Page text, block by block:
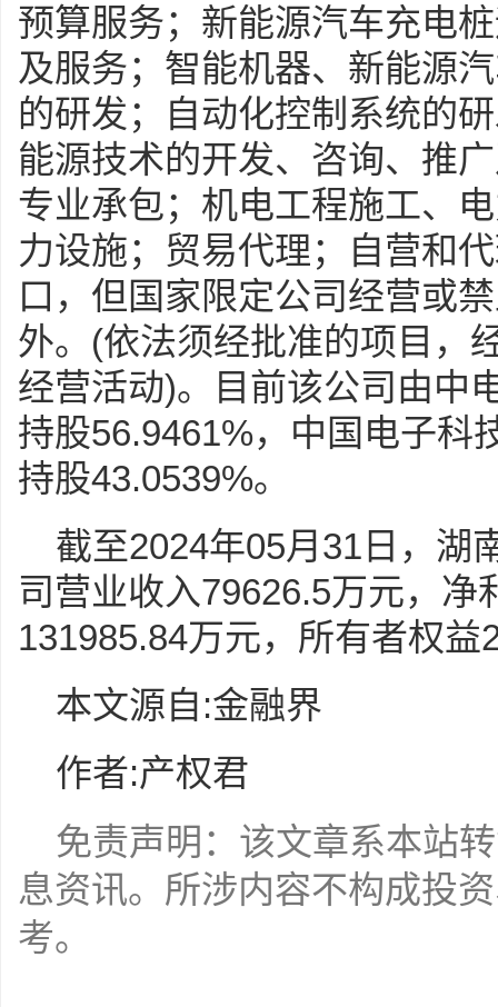
预算服务；新能源汽车充电
及服务；智能机器、新能源
的研发；自动化控制系统的
能源技术的开发、咨询、推
专业承包；机电工程施工、
力设施；贸易代理；自营和
口，但国家限定公司经营或
外。(依法须经批准的项目，
经营活动)。目前该公司由中
持股56.9461%，中国电子科
持股43.0539%。
截至2024年05月31日，湖
司营业收入79626.5万元，
131985.84万元，所有者权益
本文源自:金融界
作者:产权君
免责声明：该文章系本站
息资讯。所涉内容不构成投
考。